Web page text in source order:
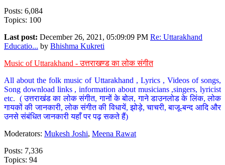
Posts: 6,084
Topics: 100
Last post: December 26, 2021, 05:09:09 PM Re: Uttarakhand
Educatio... by Bhishma Kukreti
Music of Uttarakhand - उत्तराखण्ड का लोक संगीत
All about the folk music of Uttarakhand , Lyrics , Videos of songs,
Song download links , information about musicians ,singers, lyricist
etc. ( उत्तराखंड का लोक संगीत, गानों के बोल, गाने डाउनलोड के लिंक, लोक
गायकों की जानकारी, लोक संगीत की विधायें, झोड़े, चाचरी, बाजू-बन्द आदि और
उनसे संबंधित जानकारी यहाँ पर पढ़ सकते हैं)
Moderators: Mukesh Joshi, Meena Rawat
Posts: 7,336
Topics: 94